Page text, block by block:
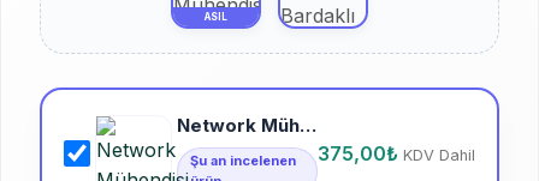
ASIL
Network Mühendisi Kişiye Özel Baskılı Plaket | Hediyelik Tasarım
Şu an incelenen
375,00₺ KDV Dahil